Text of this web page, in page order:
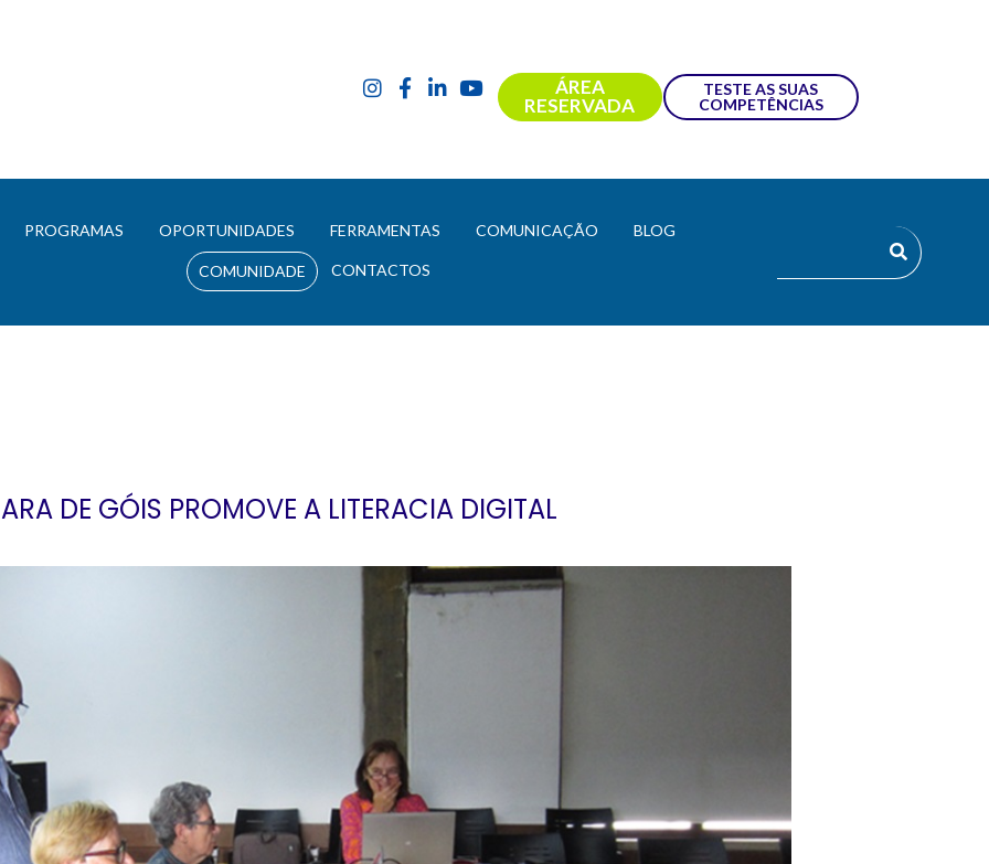
ÁREA
RESERVADA
TESTE AS SUAS
COMPETÊNCIAS
PROGRAMAS OPORTUNIDADES FERRAMENTAS COMUNICAÇÃO BLOG
COMUNIDADE CONTACTOS
DE GÓIS PROMOVE A LITERACIA DIGITAL